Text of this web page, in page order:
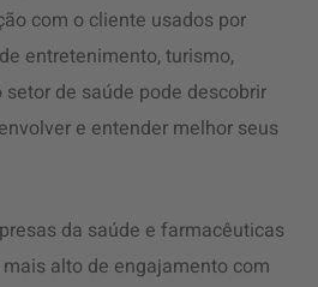
com o cliente usados ​​por
entretenimento, turismo,
de saúde pode descobrir
e entender melhor seus
da saúde e farmacêuticas
alto de engajamento com